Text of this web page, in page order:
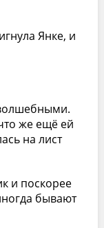
Янке, и
же ещё ей
на лист
и поскорее
бывают